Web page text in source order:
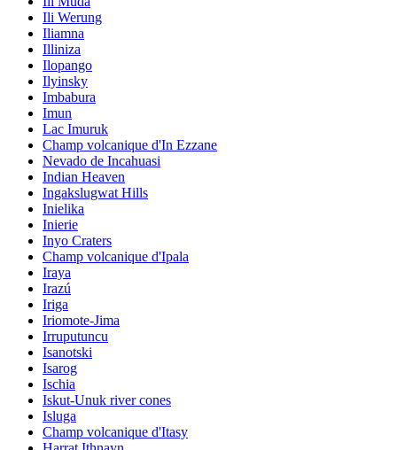
Ili Werung
Iliamna
Illiniza
Ilopango
Ilyinsky
Imbabura
Imun
Lac Imuruk
Champ volcanique d'In Ezzane
Nevado de Incahuasi
Indian Heaven
Ingakslugwat Hills
Inielika
Inierie
Inyo Craters
Champ volcanique d'Ipala
Iraya
Irazú
Iriga
Iriomote-Jima
Irruputuncu
Isanotski
Isarog
Ischia
Iskut-Unuk river cones
Isluga
Champ volcanique d'Itasy